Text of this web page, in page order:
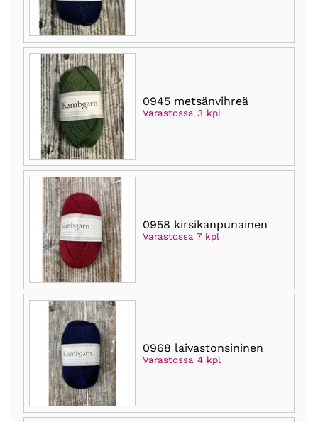
0945 metsänvihreä
Varastossa 3 kpl
0958 kirsikanpunainen
Varastossa 7 kpl
0968 laivastonsininen
Varastossa 4 kpl